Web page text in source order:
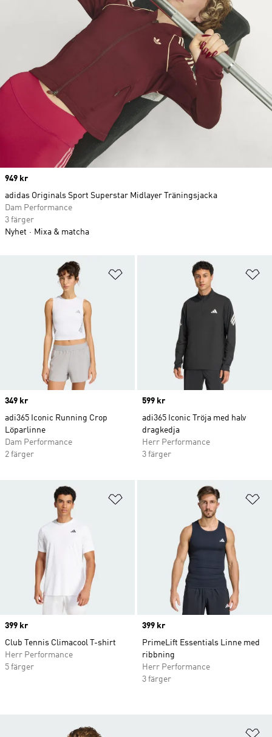
Lägg till på önskelistan
Price
349 kr
adi365 Iconic Running Crop
Löparlinne
Dam Performance
2 färger
Price
599 kr
adi365 Iconic Tröja med halv
dragkedja
Herr Performance
3 färger
Lägg till på önskelistan
Price
399 kr
Club Tennis Climacool T-shirt
Herr Performance
5 färger
Price
399 kr
PrimeLift Essentials Linne med
ribbning
Herr Performance
3 färger
Price
949 kr
adidas Originals Sport Superstar Midlayer Träningsjacka
Dam Performance
3 färger
Nyhet
Mixa & matcha